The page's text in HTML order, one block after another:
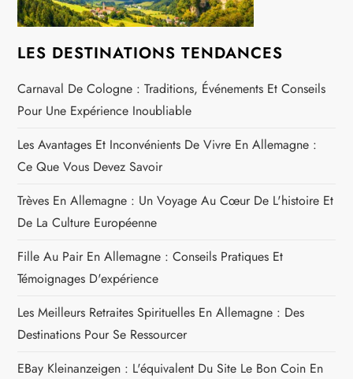
e
l
’
a
r
t
i
c
l
e
LES DESTINATIONS TENDANCES
Carnaval De Cologne : Traditions, Événements Et Conseils
Pour Une Expérience Inoubliable
Les Avantages Et Inconvénients De Vivre En Allemagne :
Ce Que Vous Devez Savoir
Trèves En Allemagne : Un Voyage Au Cœur De L'histoire Et
De La Culture Européenne
Fille Au Pair En Allemagne : Conseils Pratiques Et
Témoignages D'expérience
Les Meilleurs Retraites Spirituelles En Allemagne : Des
Destinations Pour Se Ressourcer
EBay Kleinanzeigen : L'équivalent Du Site Le Bon Coin En